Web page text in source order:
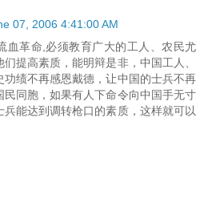
07, 2006 4:41:00 AM
血革命,必须教育广大的工人、农民尤
提高素质，能明辩是非，中国工人、
功绩不再感恩戴德，让中国的士兵不再
民同胞，如果有人下命令向中国手无寸
能达到调转枪口的素质，这样就可以